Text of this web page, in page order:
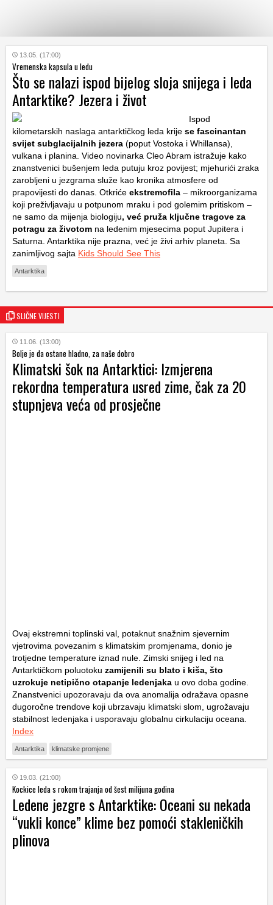
KATEGORIJE
HRVATSKI
WEB
13.05. (17:00)
Vremenska kapsula u ledu
Što se nalazi ispod bijelog sloja snijega i leda
Antarktike? Jezera i život
Ispod
kilometarskih naslaga antarktičkog leda krije se fascinantan
svijet subglacijalnih jezera (poput Vostoka i Whillansa),
vulkana i planina. Video novinarka Cleo Abram istražuje kako
znanstvenici bušenjem leda putuju kroz povijest; mjehurići zraka
zarobljeni u jezgrama služe kao kronika atmosfere od
prapovijesti do danas. Otkriće ekstremofila – mikroorganizama
koji preživljavaju u potpunom mraku i pod golemim pritiskom –
ne samo da mijenja biologiju, već pruža ključne tragove za
potragu za životom na ledenim mjesecima poput Jupitera i
Saturna. Antarktika nije prazna, već je živi arhiv planeta. Sa
zanimljivog sajta Kids Should See This
Antarktika
SLIČNE VIJESTI
11.06. (13:00)
Bolje je da ostane hladno, za naše dobro
Klimatski šok na Antarktici: Izmjerena
rekordna temperatura usred zime, čak za 20
stupnjeva veća od prosječne
Ovaj ekstremni toplinski val, potaknut snažnim sjevernim
vjetrovima povezanim s klimatskim promjenama, donio je
trotjedne temperature iznad nule. Zimski snijeg i led na
Antarktičkom poluotoku zamijenili su blato i kiša, što
uzrokuje netipično otapanje ledenjaka u ovo doba godine.
Znanstvenici upozoravaju da ova anomalija odražava opasne
dugoročne trendove koji ubrzavaju klimatski slom, ugrožavaju
stabilnost ledenjaka i usporavaju globalnu cirkulaciju oceana.
Index
Antarktika klimatske promjene
19.03. (21:00)
Kockice leda s rokom trajanja od šest milijuna godina
Ledene jezgre s Antarktike: Oceani su nekada
“vukli konce” klime bez pomoći stakleničkih
plinova